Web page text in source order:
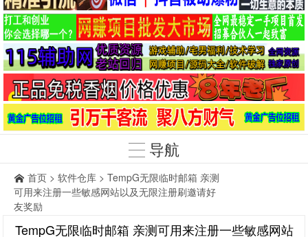
导航
首页 > 软件仓库 > TempG无限临时邮箱 亲测
可用来注册一些敏感网站以及无限注册刷邀请好
友奖励
TempG无限临时邮箱 亲测可用来注册一些敏感网站